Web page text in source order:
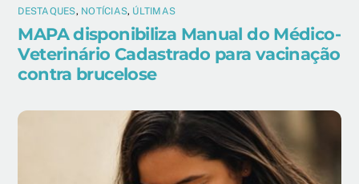
DESTAQUES, NOTÍCIAS, ÚLTIMAS
MAPA disponibiliza Manual do Médico-
Veterinário Cadastrado para vacinação
contra brucelose